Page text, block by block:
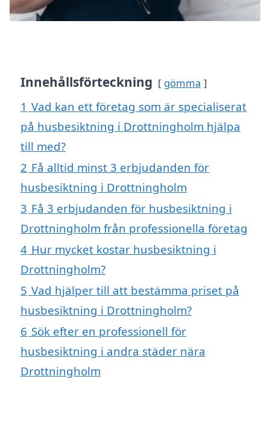
Innehållsförteckning gömma
1 Vad kan ett företag som är specialiserat
på husbesiktning i Drottningholm hjälpa
till med?
2 Få alltid minst 3 erbjudanden för
husbesiktning i Drottningholm
3 Få 3 erbjudanden för husbesiktning i
Drottningholm från professionella företag
4 Hur mycket kostar husbesiktning i
Drottningholm?
5 Vad hjälper till att bestämma priset på
husbesiktning i Drottningholm?
6 Sök efter en professionell för
husbesiktning i andra städer nära
Drottningholm